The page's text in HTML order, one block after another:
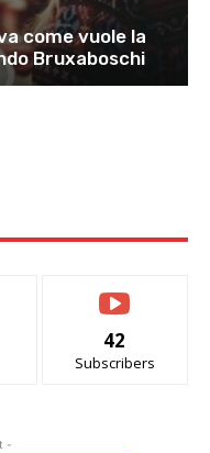
come vuole la
Bruxaboschi
42
Subscribers
-